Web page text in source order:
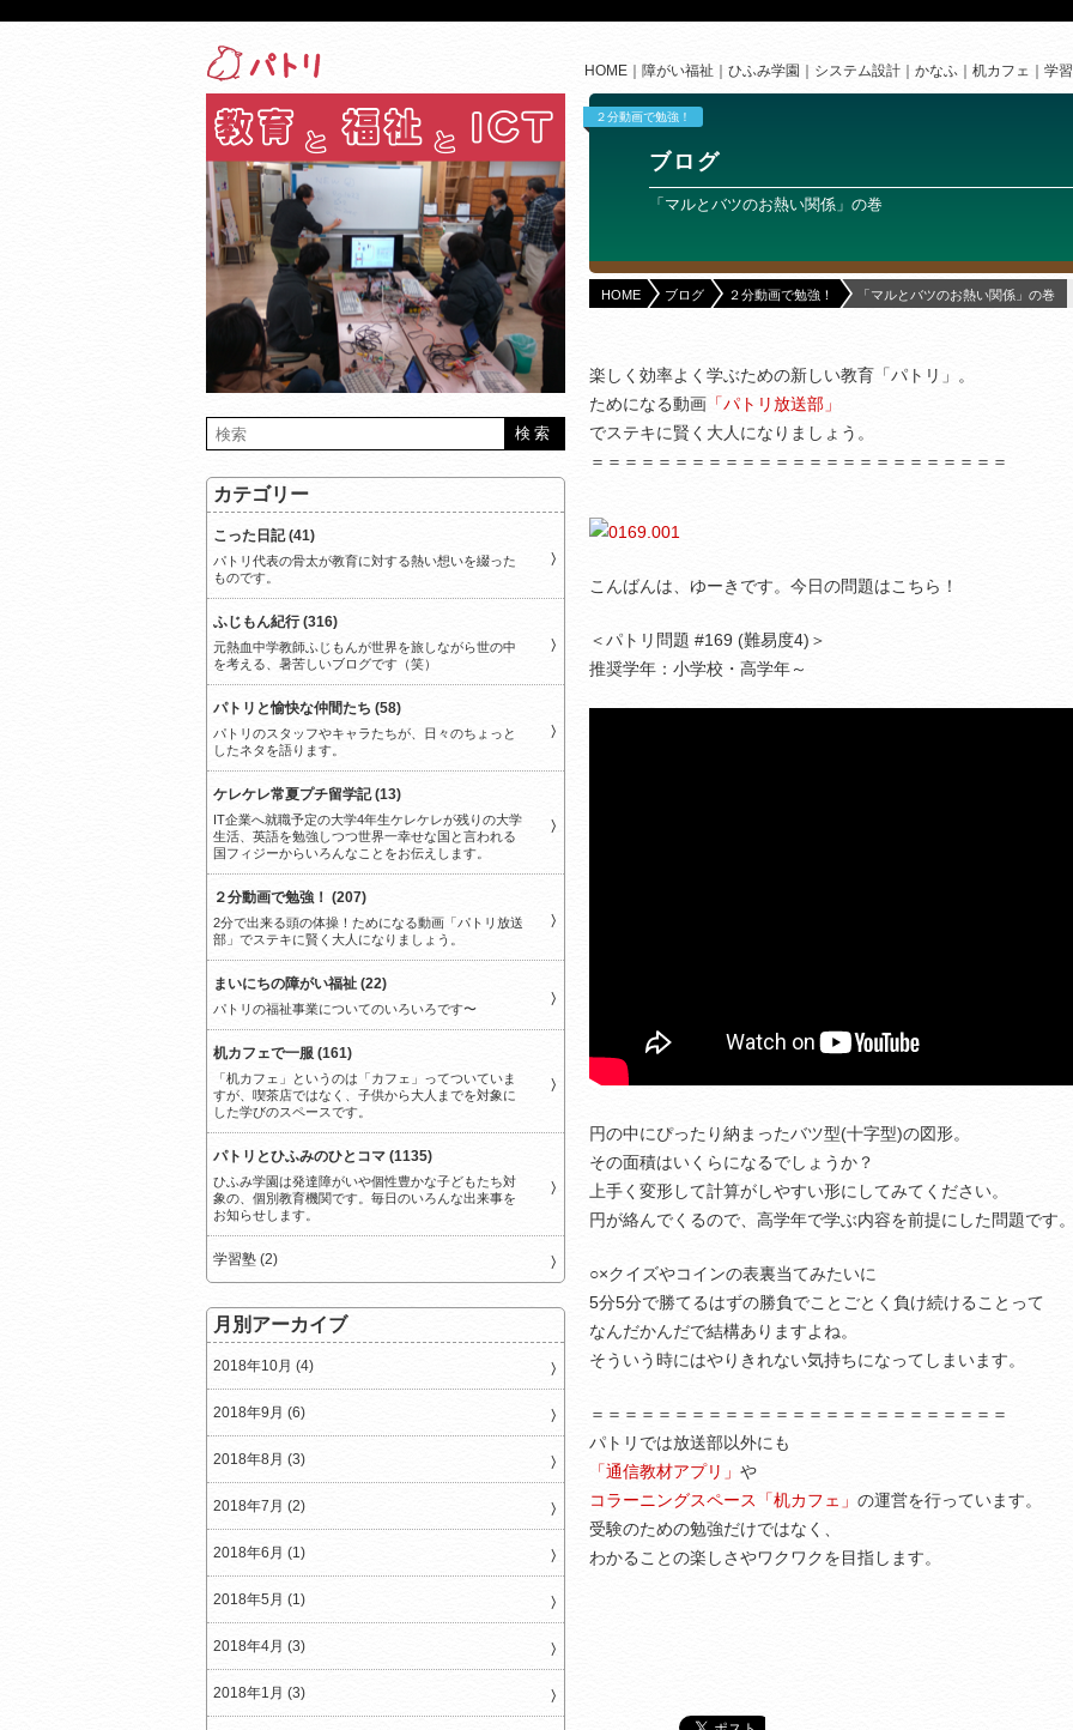
HOME 障がい福祉 ひふみ学園 システム設計 かなふ 机カフェ 学
２分動画で勉強！
ブログ
「マルとバツのお熱い関係」の巻
HOME ブログ ２分動画で勉強！ 「マルとバツのお熱い関係」の巻
楽しく効率よく学ぶための新しい教育「パトリ」。
ためになる動画 「パトリ放送部」
でステキに賢く大人になりましょう。
＝＝＝＝＝＝＝＝＝＝＝＝＝＝＝＝＝＝＝＝＝＝＝＝＝
こんばんは、ゆーきです。今日の問題はこちら！
＜パトリ問題 #169 (難易度4)＞
推奨学年：小学校・高学年～
円の中にぴったり納まったバツ型(十字型)の図形。
その面積はいくらになるでしょうか？
上手く変形して計算がしやすい形にしてみてください。
円が絡んでくるので、高学年で学ぶ内容を前提にした問題です
○×クイズやコインの表裏当てみたいに
5分5分で勝てるはずの勝負でことごとく負け続けることって
なんだかんだで結構ありますよね。
そういう時にはやりきれない気持ちになってしまいます。
＝＝＝＝＝＝＝＝＝＝＝＝＝＝＝＝＝＝＝＝＝＝＝＝＝
パトリでは放送部以外にも
「通信教材アプリ」 や
コラーニングスペース「机カフェ」 の運営を行っています。
受験のための勉強だけではなく、
わかることの楽しさやワクワクを目指します。
カテゴリー
こった日記 (41)
パトリ代表の骨太が教育に対する熱い想いを綴った
ものです。
ふじもん紀行 (316)
元熱血中学教師ふじもんが世界を旅しながら世の中
を考える、暑苦しいブログです（笑）
パトリと愉快な仲間たち (58)
パトリのスタッフやキャラたちが、日々のちょっと
したネタを語ります。
ケレケレ常夏プチ留学記 (13)
IT企業へ就職予定の大学4年生ケレケレが残りの大学
生活、英語を勉強しつつ世界一幸せな国と言われる
国フィジーからいろんなことをお伝えします。
２分動画で勉強！ (207)
2分で出来る頭の体操！ためになる動画「パトリ放送
部」でステキに賢く大人になりましょう。
まいにちの障がい福祉 (22)
パトリの福祉事業についてのいろいろです〜
机カフェで一服 (161)
「机カフェ」というのは「カフェ」ってついていま
すが、喫茶店ではなく、子供から大人までを対象に
した学びのスペースです。
パトリとひふみのひとコマ (1135)
ひふみ学園は発達障がいや個性豊かな子どもたち対
象の、個別教育機関です。毎日のいろんな出来事を
お知らせします。
学習塾 (2)
月別アーカイブ
2018年10月 (4)
2018年9月 (6)
2018年8月 (3)
2018年7月 (2)
2018年6月 (1)
2018年5月 (1)
2018年4月 (3)
2018年1月 (3)